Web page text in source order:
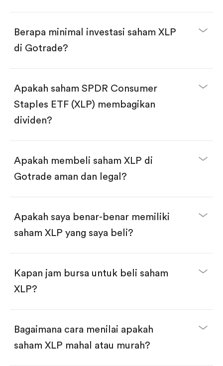
Buka akun dan selesaikan KYC.
Lakukan deposit.
Cari kode "XLP", lalu klik "Trade".
Klik tombol "Buy".
Masukkan jumlah saham yang akan dibeli, terdapat
dollar, bisa mulai dari $1.
Swipe up untuk konfirmasi order, pembelian
selesai!
Berapa minimal investasi saham XLP
di Gotrade?
Apakah saham SPDR Consumer
Staples ETF (XLP) membagikan
dividen?
Apakah membeli saham XLP di
Gotrade aman dan legal?
Apakah saya benar-benar memiliki
saham XLP yang saya beli?
Kapan jam bursa untuk beli saham
XLP?
Bagaimana cara menilai apakah
saham XLP mahal atau murah?